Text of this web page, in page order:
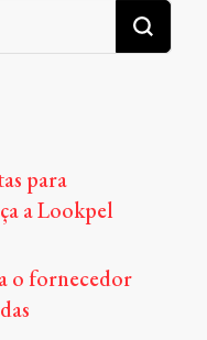
para
a Lookpel
o fornecedor